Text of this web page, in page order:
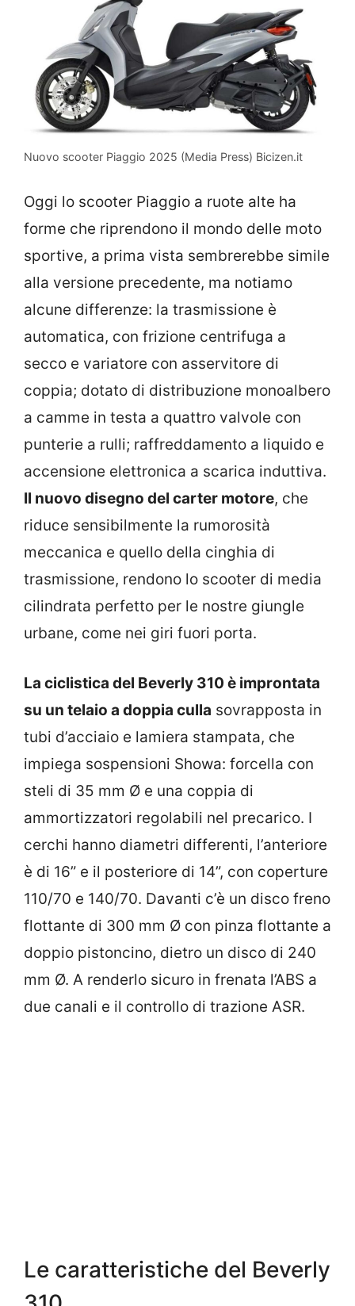
Nuovo scooter Piaggio 2025 (Media Press) Bicizen.it
Oggi lo scooter Piaggio a ruote alte ha
forme che riprendono il mondo delle moto
sportive, a prima vista sembrerebbe simile
alla versione precedente, ma notiamo
alcune differenze: la trasmissione è
automatica, con frizione centrifuga a
secco e variatore con asservitore di
coppia; dotato di distribuzione monoalbero
a camme in testa a quattro valvole con
punterie a rulli; raffreddamento a liquido e
accensione elettronica a scarica induttiva.
Il nuovo disegno del carter motore, che
riduce sensibilmente la rumorosità
meccanica e quello della cinghia di
trasmissione, rendono lo scooter di media
cilindrata perfetto per le nostre giungle
urbane, come nei giri fuori porta.
La ciclistica del Beverly 310 è improntata
su un telaio a doppia culla sovrapposta in
tubi d’acciaio e lamiera stampata, che
impiega sospensioni Showa: forcella con
steli di 35 mm Ø e una coppia di
ammortizzatori regolabili nel precarico. I
cerchi hanno diametri differenti, l’anteriore
è di 16” e il posteriore di 14”, con coperture
110/70 e 140/70. Davanti c’è un disco freno
flottante di 300 mm Ø con pinza flottante a
doppio pistoncino, dietro un disco di 240
mm Ø. A renderlo sicuro in frenata l’ABS a
due canali e il controllo di trazione ASR.
Le caratteristiche del Beverly